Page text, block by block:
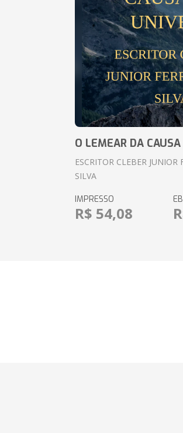
O LEMEAR DA
ESCRITOR CLEBER JUNIOR
SILVA
IMPRESSO
R$ 54,08